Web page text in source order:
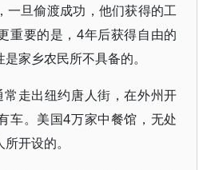
一旦偷渡成功，他们获得的工
重要的是，4年后获得自由的
家乡农民所不具备的。
走出纽约唐人街，在外州开
车。美国4万家中餐馆，无处
开设的。